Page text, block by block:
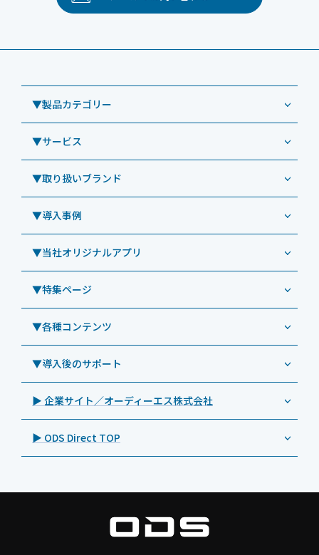
▼製品カテゴリー
業務用タブレット
Windowsタブレット TW2A-NF9LTA
Windowsタブレット TW2A-N9LTA
Windowsタブレット TW2A-N9LT
Windowsタブレット TW2A-E9LT
Androidタブレット TA2C-NF8
Androidタブレット TA2C-NF8BL
Androidタブレット TA2C-CS8
Androidタブレット TA2C-CS8BL
Androidタブレット TA2C-DR94G
Androidタブレット TA2C-M8AC
Androidタブレット TA2C-M8
デジタルホワイトボード／電子黒板
▼サービス
コールセンター
CRMシステム「カイゼンコール」
リペアサービス
教育機関向けiPad修理パック
社内ヘルプデスク代行サービス
教育機関向けiPad管理運用パック
教育機関向けICT支援ソリューション
教育機関向けネットワーク機器導入保守
キッティング
自治体向けDXソリューションサービス
法人向けiPad修理＆デバイス買取サービス
▼取り扱いブランド
ODS（オーディーエス）
LG（エルジー）
ViewSonic（ビューソニック）
PHILIPS（フィリップス）
DynaScan（ダイナスキャン）
SAMSUNG（サムスン）
Goodview（グッドビュー）
Cloudpoint（クラウドポイント）
BenQ（ベンキュー）
Magconn（マグコン）
BIAMP ／ Apart Audio（バイアンプ）
SpeakerCraft（スピーカークラフト）
▼導入事例
導入事例（業務用タブレット、デジタルサイネージほか）
事例：業務用タブレット端末
事例：業務用サイネージ・プロジェクター
事例：業務用オーディオ・その他AV機器
事例：サービス
▼当社オリジナルアプリ
業務効率化アプリ「NFCオプティマイザー」
サポート支援アプリ「ログ送信アプリ」
MDMアプリ「Tablet Control」
▼特集ページ
業務用タブレット
>特長1：USB Type-Aポート
>特長2：microHDMIポート
>特長3：AC常時給電タイプ
>飲食向けタブレット
>ホテル向けタブレット
>NFCタブレット
▼各種コンテンツ
特集記事
製品カタログ
プレスリリース
製品写真
▼導入後のサポート
オーディーエスPCカスタマーセンター
▶ 企業サイト／オーディーエス株式会社
▶ ODS Direct TOP